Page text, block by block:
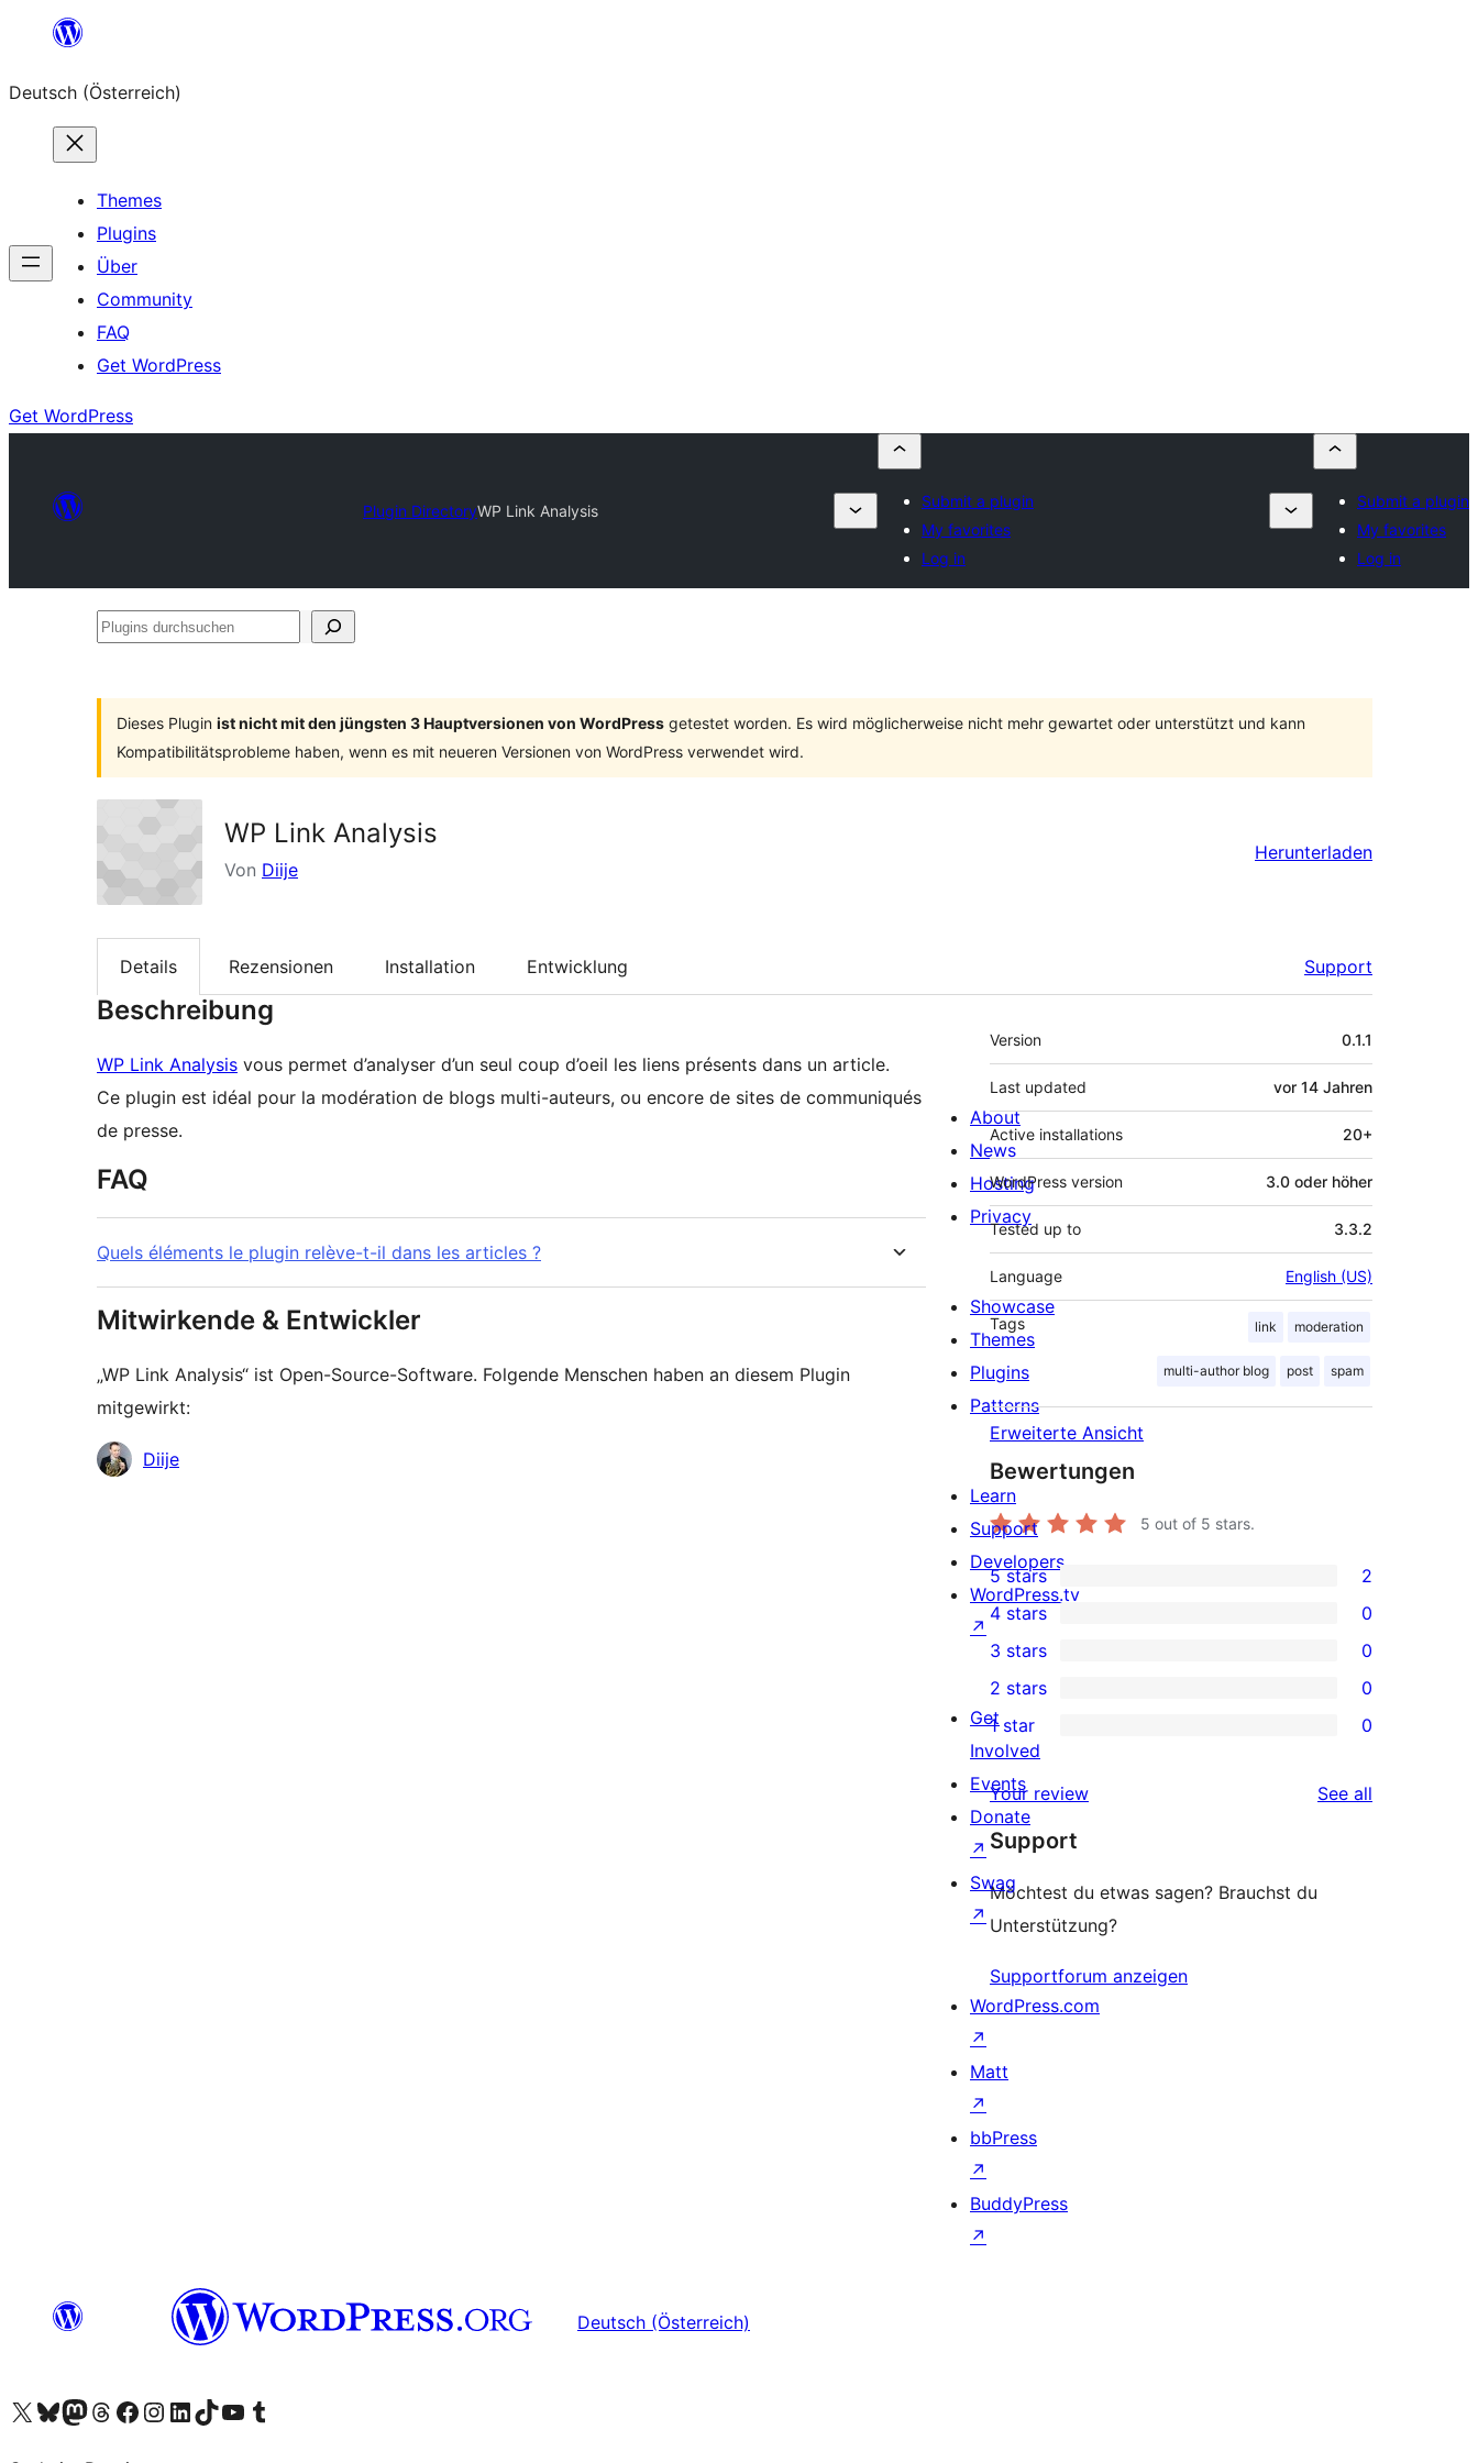
springen
Deutsch (Österreich)
Themes
Plugins
Über
Community
FAQ
Get WordPress
Get WordPress
Plugin DirectoryWP Link Analysis
Submit a plugin
My favorites
Log in
Submit a plugin
My favorites
Log in
Plugins
Dieses Plugin ist nicht mit den jüngsten 3 Hauptversionen von WordPress getestet worden. Es wird möglicherweise nicht mehr gewartet oder unterstützt und kann
Kompatibilitätsprobleme haben, wenn es mit neueren Versionen von WordPress verwendet wird.
WP Link Analysis
Von Diije
Herunterladen
Details Rezensionen Installation Entwicklung Support
Beschreibung
WP Link Analysis vous permet d’analyser d’un seul coup d’oeil les liens présents dans un article.
Ce plugin est idéal pour la modération de blogs multi-auteurs, ou encore de sites de communiqués
de presse.
FAQ
Quels éléments le plugin relève-t-il dans les articles ?
Mitwirkende & Entwickler
„WP Link Analysis“ ist Open-Source-Software. Folgende Menschen haben an diesem Plugin
mitgewirkt:
Mitwirkende
Diije
Meta
Version 0.1.1
Last updated vor 14 Jahren
Active installations 20+
WordPress version 3.0 oder höher
Tested up to 3.3.2
Language English (US)
Tags link moderation
multi-author blog post spam
Erweiterte Ansicht
Bewertungen
5 out of 5 stars.
2
5-
star
reviews
5 stars 2
4-
star
reviews
4 stars 0
0
3-
star
reviews
3 stars 0
2-
reviews
2 stars 0
star
reviews
1 star 0
Your review See all
Support
Möchtest du etwas sagen? Brauchst du
Unterstützung?
Supportforum anzeigen
About
News
Hosting
Privacy
Showcase
Themes
Plugins
Patterns
Learn
Support
Developers
WordPress.tv
↗
Get
Involved
Events
Donate
↗
Swag
↗
WordPress.com
↗
Matt
↗
bbPress
↗
BuddyPress
↗
Deutsch (Österreich)
Visit our X (formerly Twitter) account
Visit our Bluesky account
Visit our Mastodon account
Visit our Threads account
Visit our Facebook page
Visit our Instagram account
Visit our LinkedIn account
Visit our TikTok account
Visit our YouTube channel
Visit our Tumblr account